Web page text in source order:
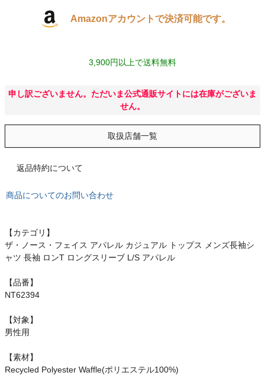
ビジネス
オン On
スポーツマリオTOP
ベースボールマリオ（野球商品）
お気に入り
Amazonアカウントで決済可能です。
3,900円以上で送料無料
申し訳ございません。ただいま公式通販サイトには在庫がございま
せん。
取扱店舗一覧
返品特約について
商品についてのお問い合わせ
【カテゴリ】
ザ・ノース・フェイス アパレル カジュアル トップス メンズ長袖シ
ャツ 長袖 ロンT ロングスリーブ L/S アパレル
【品番】
NT62394
【対象】
男性用
【素材】
Recycled Polyester Waffle(ポリエステル100%)